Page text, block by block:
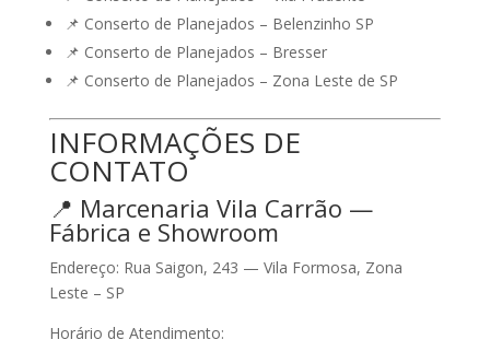
📌 Conserto de Planejados – Belenzinho SP
📌 Conserto de Planejados – Bresser
📌 Conserto de Planejados – Zona Leste de SP
INFORMAÇÕES DE
CONTATO
📍 Marcenaria Vila Carrão —
Fábrica e Showroom
Endereço: Rua Saigon, 243 — Vila Formosa, Zona
Leste – SP
Horário de Atendimento: